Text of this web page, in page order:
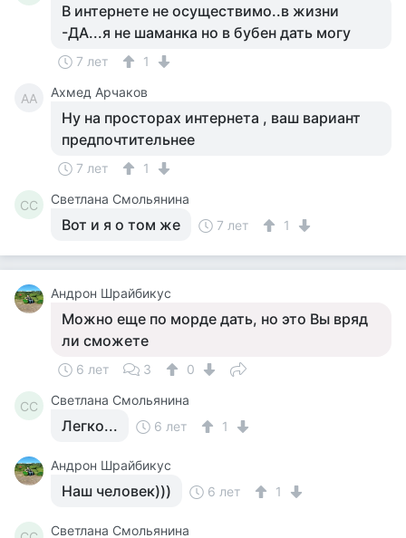
В интернете не осуществимо..в жизни
-ДА...я не шаманка но в бубен дать могу
7 лет 1
АА Ахмед Арчаков
Ну на просторах интернета , ваш вариант
предпочтительнее
7 лет 1
СС Светлана Смольянина
Вот и я о том же 7 лет 1
Андрон Шрайбикус
Можно еще по морде дать, но это Вы вряд
ли сможете
6 лет 3 0
СС Светлана Смольянина
Легко... 6 лет 1
Андрон Шрайбикус
Наш человек))) 6 лет 1
Светлана Смольянина